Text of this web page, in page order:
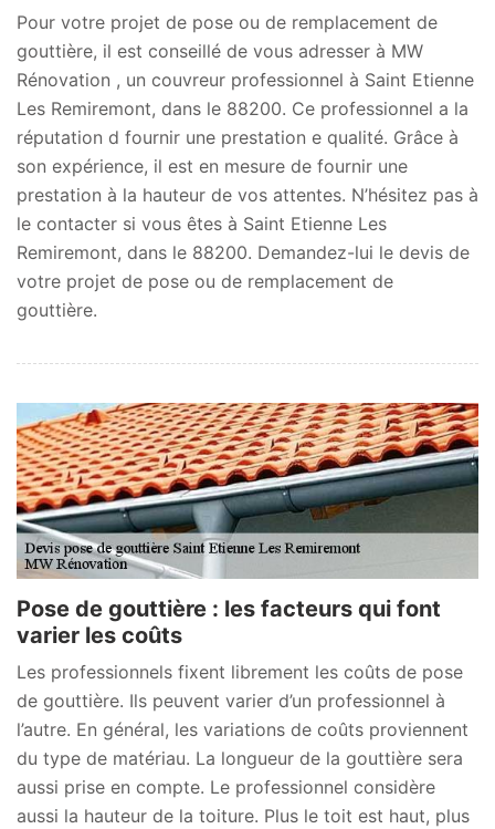
Pour votre projet de pose ou de remplacement de
gouttière, il est conseillé de vous adresser à MW
Rénovation , un couvreur professionnel à Saint Etienne
Les Remiremont, dans le 88200. Ce professionnel a la
réputation d fournir une prestation e qualité. Grâce à
son expérience, il est en mesure de fournir une
prestation à la hauteur de vos attentes. N’hésitez pas à
le contacter si vous êtes à Saint Etienne Les
Remiremont, dans le 88200. Demandez-lui le devis de
votre projet de pose ou de remplacement de
gouttière.
Pose de gouttière : les facteurs qui font
varier les coûts
Les professionnels fixent librement les coûts de pose
de gouttière. Ils peuvent varier d’un professionnel à
l’autre. En général, les variations de coûts proviennent
du type de matériau. La longueur de la gouttière sera
aussi prise en compte. Le professionnel considère
aussi la hauteur de la toiture. Plus le toit est haut, plus